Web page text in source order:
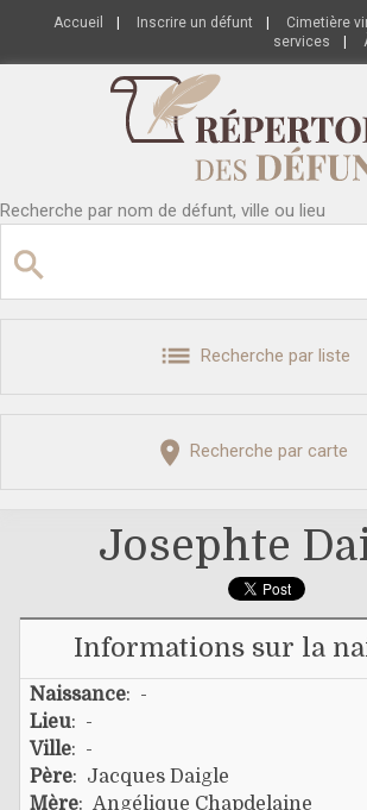
Accueil Inscrire un défunt Cimetière
services
Recherche par nom de défunt, ville ou lieu
Recherche par liste
Recherche par carte
Josephte
Informations sur la
Naissance: -
Lieu: -
Ville: -
Père: Jacques Daigle
Mère: Angélique Chapdelaine